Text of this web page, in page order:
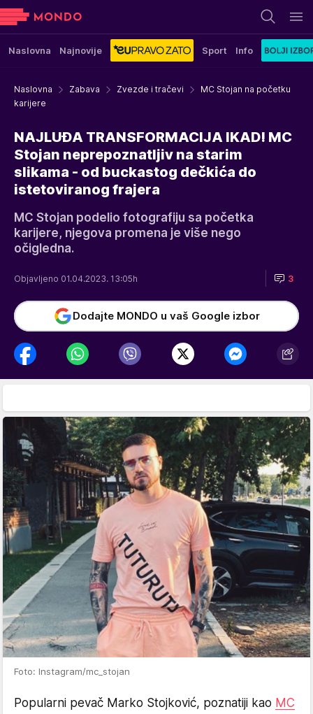
Naslovna Najnovije Sport Info
Naslovna Zabava Zvezde i tračevi
MC Stojan na početku
karijere
NAJLUĐA TRANSFORMACIJA IKAD! MC
Stojan neprepoznatljiv na starim
slikama - od buckastog dečkića do
istetoviranog frajera
MC Stojan podelio fotografiju sa početka
karijere, njegova promena je više nego
očigledna.
Objavljeno 01.04.2023. 13:05h 3
Dodajte MONDO u vaš Google izbor
Foto: Instagram/mc_stojan
Popularni pevač Marko Stojković, poznatiji kao MC